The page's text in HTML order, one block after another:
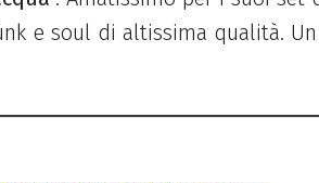
e soul di altissima qualità.